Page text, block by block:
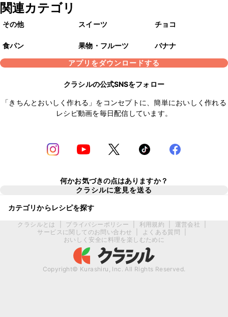
関連カテゴリ
その他 スイーツ チョコ
食パン 果物・フルーツ
バナナ
アプリをダウンロードする
クラシルの公式SNSをフォロー
「きちんとおいしく作れる」をコンセプトに、簡単においしく作れる
レシピ動画を毎日配信しています。
何かお気づきの点はありますか？
クラシルに意見を送る
カテゴリからレシピを探す
クラシルとは プライバシーポリシー 利用規約 運営会社
サービスに関してのお問い合わせ
よくある質問
おいしく安全に料理を楽しむために
Copyright© Kurashiru, Inc. All Rights Reserved.